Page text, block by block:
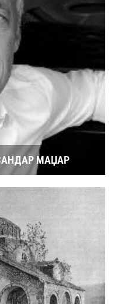
МАЏАР